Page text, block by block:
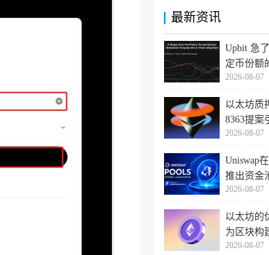
最新资讯
Upbit 急
定币份额
2026-08-07
以太坊质
8363提案
2026-08-07
Uniswap
推出资金
行
2026-08-07
以太坊的
为区块构
2026-08-07